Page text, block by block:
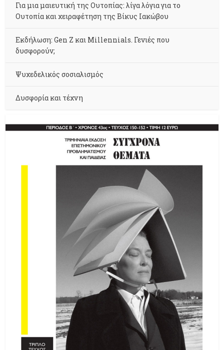
Για μια μαιευτική της Ουτοπίας: λίγα λόγια για το
Ουτοπία και χειραφέτηση της Βίκυς Ιακώβου
Εκδήλωση: Gen Z και Millennials. Γενιές που
δυσφορούν;
Ψυχεδελικός σοσιαλισμός
Δυσφορία και τέχνη